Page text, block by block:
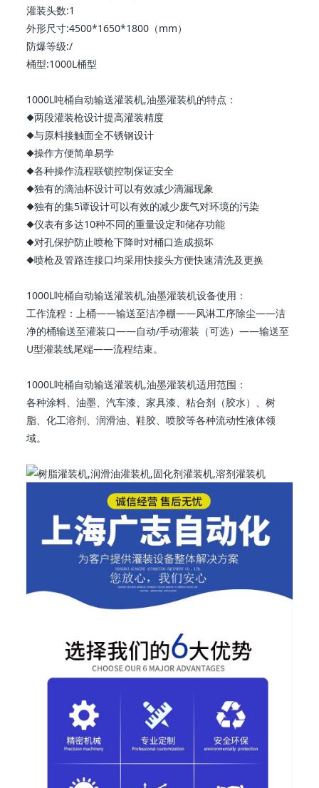
灌装头数:1
外形尺寸:4500*1650*1800（mm）
防爆等级:/
桶型:1000L桶型
1000L吨桶自动输送灌装机,油墨灌装机的特点：
◆两段灌装枪设计提高灌装精度
◆与原料接触面全不锈钢设计
◆操作方便简单易学
◆各种操作流程联锁控制保证安全
◆独有的滴油杯设计可以有效减少滴漏现象
◆独有的集5谭设计可以有效的减少废气对环境的污染
◆仪表有多达10种不同的重量设定和储存功能
◆对孔保护防止喷枪下降时对桶口造成损坏
◆喷枪及管路连接口均采用快接头方便快速清洗及更换
1000L吨桶自动输送灌装机,油墨灌装机设备使用：
工作流程：上桶——输送至洁净棚——风淋工序除尘——洁
净的桶输送至灌装口——自动/手动灌装（可选）——输送至
U型灌装线尾端——流程结束。
1000L吨桶自动输送灌装机,油墨灌装机适用范围：
各种涂料、油墨、汽车漆、家具漆、粘合剂（胶水）、树
脂、化工溶剂、润滑油、鞋胶、喷胶等各种流动性液体领
域。